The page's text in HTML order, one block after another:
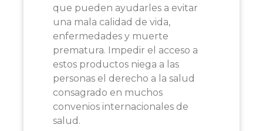
que pueden ayudarles a evitar
una mala calidad de vida,
enfermedades y muerte
prematura. Impedir el acceso a
estos productos niega a las
personas el derecho a la salud
consagrado en muchos
convenios internacionales de
salud.